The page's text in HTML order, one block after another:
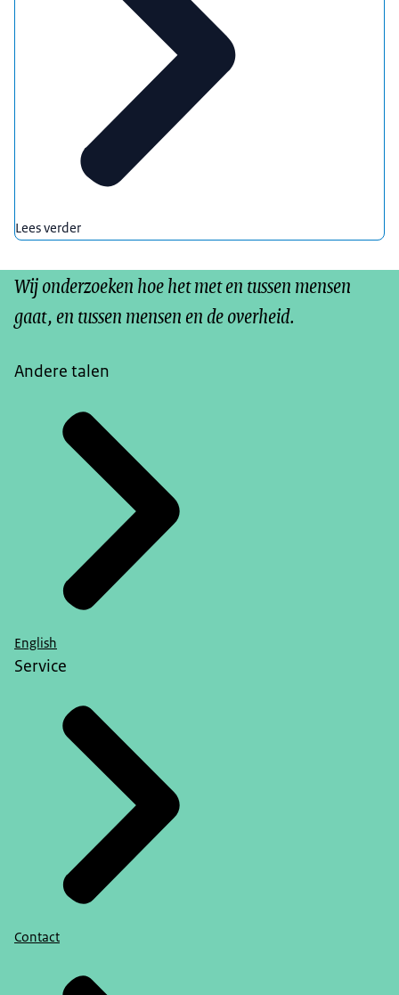
Lees verder
Wij onderzoeken hoe het met en tussen mensen
gaat, en tussen mensen en de overheid.
Andere talen
English
Service
Contact